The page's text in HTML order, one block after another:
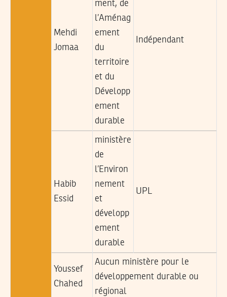
Mehdi
Jomaa
ment, de
l’Aménag
ement
du
territoire
et du
Développ
ement
durable
Indépendant
Habib
Essid
ministère
de
l’Environ
nement
et
développ
ement
durable
UPL
Youssef
Chahed
Aucun ministère pour le
développement durable ou
régional